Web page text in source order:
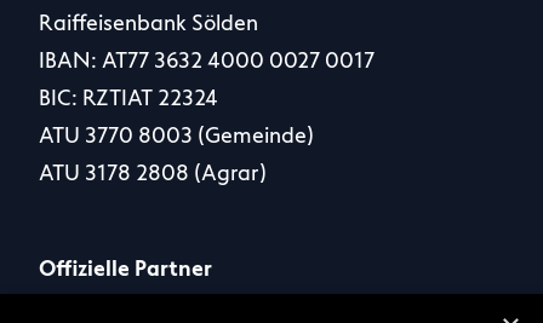
Raiffeisenbank Sölden
IBAN: AT77 3632 4000 0027 0017
BIC: RZTIAT 22324
ATU 3770 8003 (Gemeinde)
ATU 3178 2808 (Agrar)
Offizielle Partner